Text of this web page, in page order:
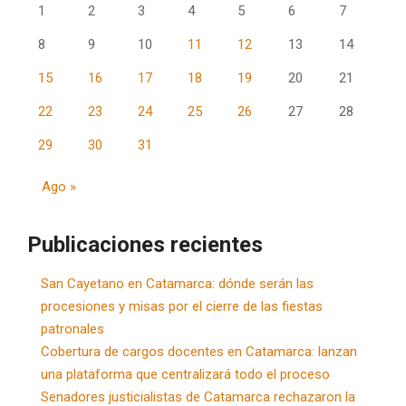
1 2 3 4 5 6 7
8 9 10 11 12 13 14
15 16 17 18 19 20 21
22 23 24 25 26 27 28
29 30 31
Ago »
Publicaciones recientes
San Cayetano en Catamarca: dónde serán las
procesiones y misas por el cierre de las fiestas
patronales
Cobertura de cargos docentes en Catamarca: lanzan
una plataforma que centralizará todo el proceso
Senadores justicialistas de Catamarca rechazaron la